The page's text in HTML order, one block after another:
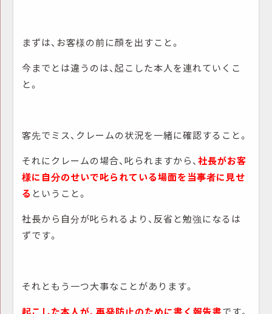
まずは、お客様の前に顔を出すこと。
今までとは違うのは、起こした本人を連れていくこ
と。
客先でミス、クレームの状況を一緒に確認すること。
それにクレームの場合、叱られますから、社長がお客
様に自分のせいで叱られている場面を当事者に見せ
る ということ。
社長から自分が叱られるより、反省と勉強になるは
ずです。
それともう一つ大事なことがあります。